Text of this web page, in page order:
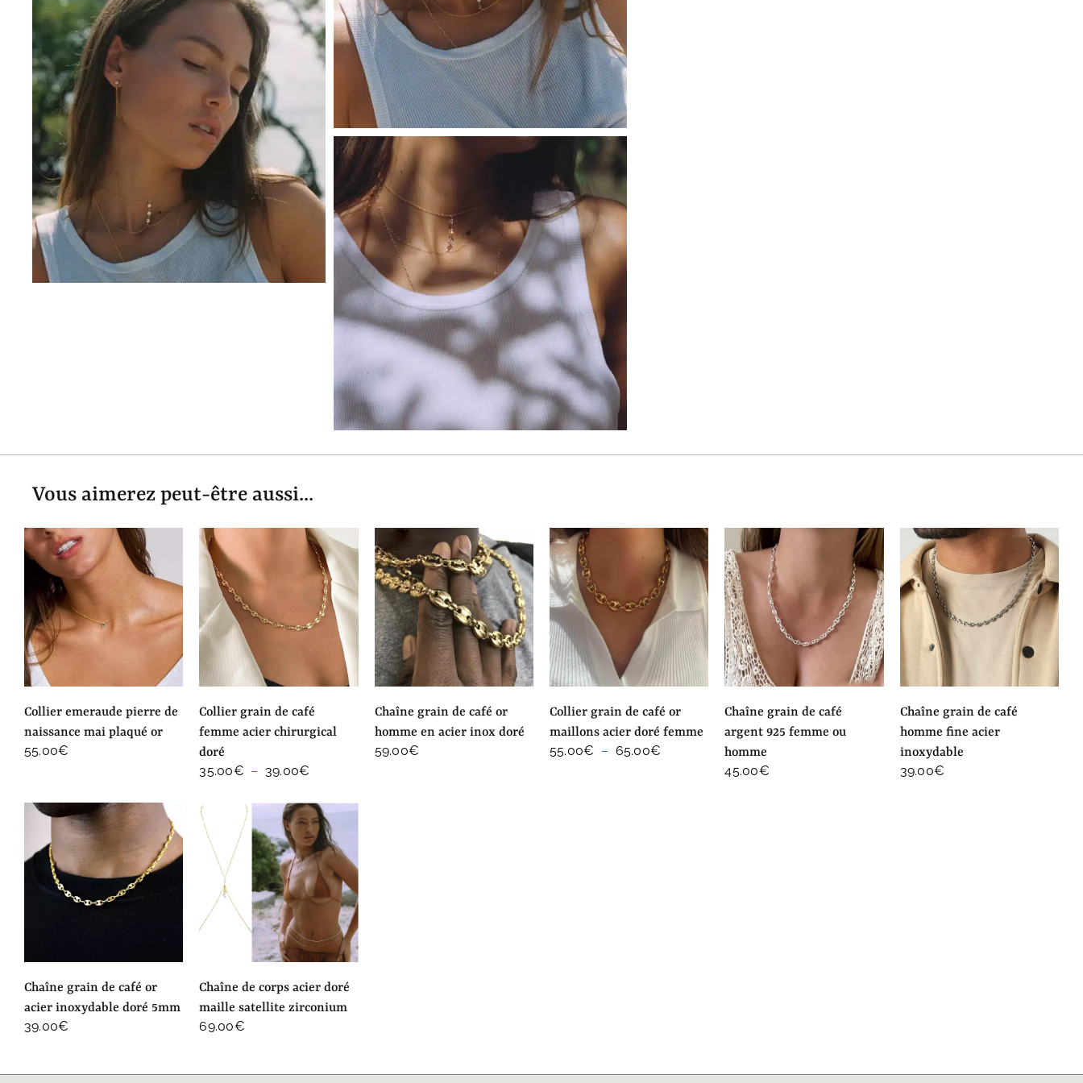
Vous aimerez peut-être aussi...
collier emeraude pierre de
naissance mai plaqué or
55.00€
collier grain de café
femme acier chirurgical
doré
35.00€ – 39.00€
prix :
35.00€
à
39.00€
chaîne grain de café or
homme en acier inox doré
59.00€
collier grain de café or
maillons acier doré femme
55.00€ – 65.00€
chaîne grain de café
argent 925 femme ou
homme
45.00€
chaîne grain de café
homme fine acier
inoxydable
39.00€
chaîne grain de café or
acier inoxydable doré 5mm
39.00€
chaîne de corps acier doré
maille satellite zirconium
69.00€